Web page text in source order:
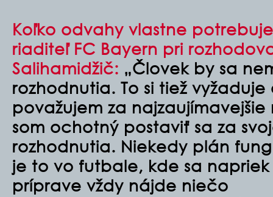
Koľko odvahy vlastne
riaditeľ FC Bayern pri
Salihamidžič: „Človek by sa
rozhodnutia. To si tiež
považujem za
som ochotný postaviť sa za
rozhodnutia. Niekedy plán
je to vo futbale, kde sa
príprave vždy nájde niečo